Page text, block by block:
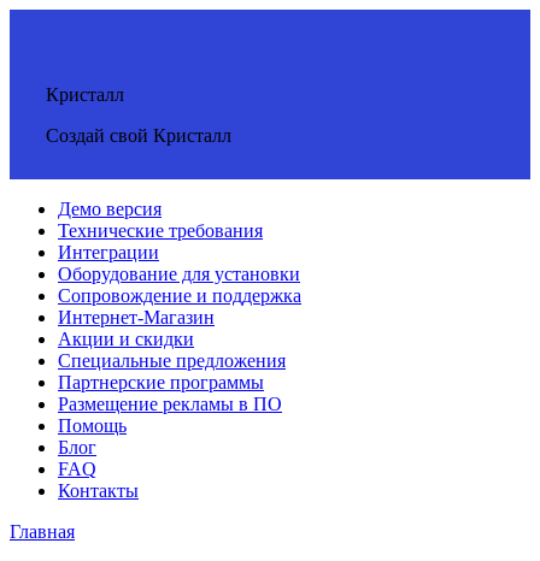
Кристалл
Создай свой Кристалл
Демо версия
Технические требования
Интеграции
Оборудование для установки
Сопровождение и поддержка
Интернет-Магазин
Акции и скидки
Специальные предложения
Партнерские программы
Размещение рекламы в ПО
Помощь
Блог
FAQ
Контакты
Главная